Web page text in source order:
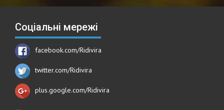
Соціальні мережі
facebook.com/Ridivira
twitter.com/Ridivira
plus.google.com/Ridivira